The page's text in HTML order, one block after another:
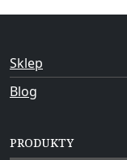
Sklep
Blog
PRODUKTY